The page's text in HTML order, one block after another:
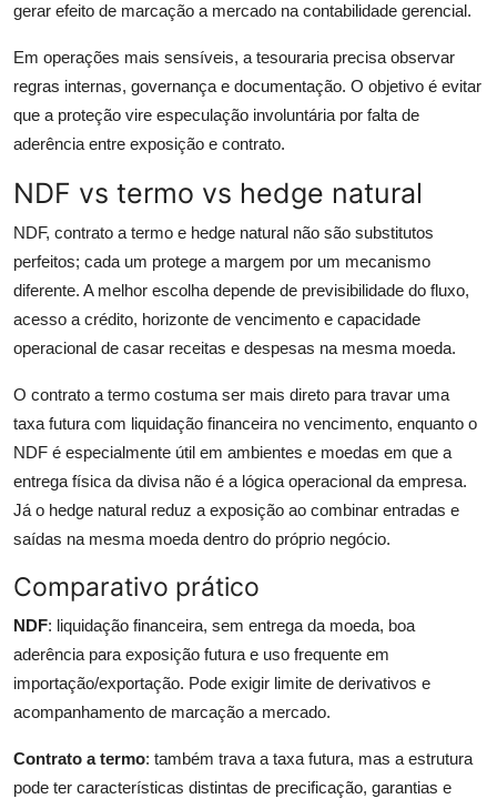
gerar efeito de marcação a mercado na contabilidade gerencial.
Em operações mais sensíveis, a tesouraria precisa observar
regras internas, governança e documentação. O objetivo é evitar
que a proteção vire especulação involuntária por falta de
aderência entre exposição e contrato.
NDF vs termo vs hedge natural
NDF, contrato a termo e hedge natural não são substitutos
perfeitos; cada um protege a margem por um mecanismo
diferente. A melhor escolha depende de previsibilidade do fluxo,
acesso a crédito, horizonte de vencimento e capacidade
operacional de casar receitas e despesas na mesma moeda.
O contrato a termo costuma ser mais direto para travar uma
taxa futura com liquidação financeira no vencimento, enquanto o
NDF é especialmente útil em ambientes e moedas em que a
entrega física da divisa não é a lógica operacional da empresa.
Já o hedge natural reduz a exposição ao combinar entradas e
saídas na mesma moeda dentro do próprio negócio.
Comparativo prático
NDF: liquidação financeira, sem entrega da moeda, boa
aderência para exposição futura e uso frequente em
importação/exportação. Pode exigir limite de derivativos e
acompanhamento de marcação a mercado.
Contrato a termo: também trava a taxa futura, mas a estrutura
pode ter características distintas de precificação, garantias e